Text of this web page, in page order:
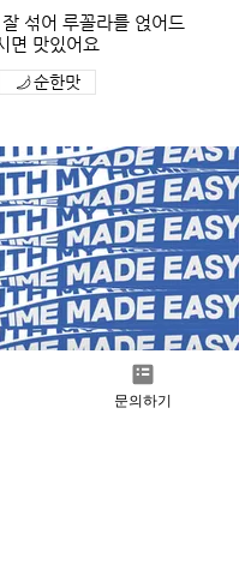
섞어 루꼴라를 얹어드
면 맛있어요
순한맛
문의하기